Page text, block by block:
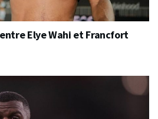
Elye Wahi et Francfort